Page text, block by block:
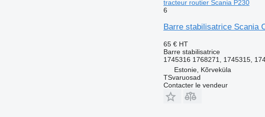
tracteur routier Scania P230
6
Barre stabilisatrice Scania
65 € HT
Barre stabilisatrice
1745316 1768271, 1745315,
Estonie, Kõrveküla
TSvaruosad
Contacter le vendeur